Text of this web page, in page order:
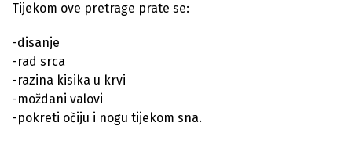
Tijekom ove pretrage prate se:
-disanje
-rad srca
-razina kisika u krvi
-moždani valovi
-pokreti očiju i nogu tijekom sna.